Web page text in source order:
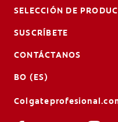
SELECCIÓN DE
SUSCRÍBETE
CONTÁCTANOS
BO (ES)